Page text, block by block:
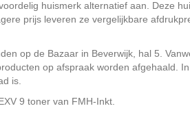
huismerk alternatief aan. Deze
prijs leveren ze vergelijkbare
op de Bazaar in Beverwijk, hal 5.
op afspraak worden afgehaald.
is.
9 toner van FMH-Inkt.